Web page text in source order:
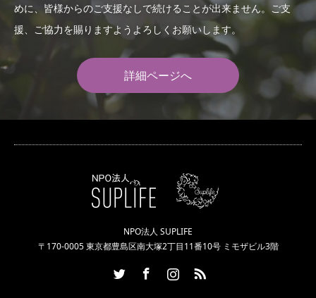
めに、皆様からのご支援なしで続けることが出来ません。ご支
援、ご協力を賜りますようよろしくお願いします。
詳細ページへ
NPO法人 SUPLIFE
〒170-0005 東京都豊島区南大塚2丁目11番10号 ミモザビル3階